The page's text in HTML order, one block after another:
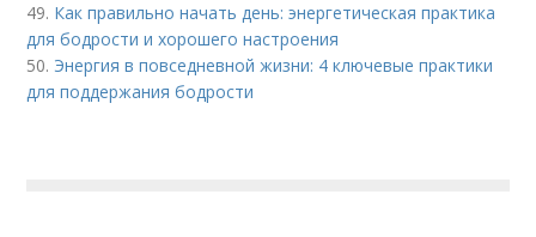
49. Как правильно начать день: энергетическая практика
для бодрости и хорошего настроения
50. Энергия в повседневной жизни: 4 ключевые практики
для поддержания бодрости